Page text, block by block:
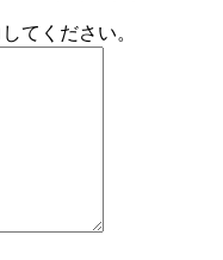
てください。